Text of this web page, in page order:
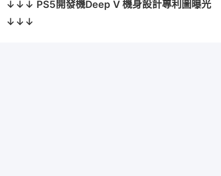
↓↓↓ PS5開發機Deep V 機身設計專利圖曝光
↓↓↓